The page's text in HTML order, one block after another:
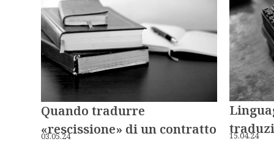
Quando tradurre
«rescissione» di un contratto
03.05.24 15.04.24